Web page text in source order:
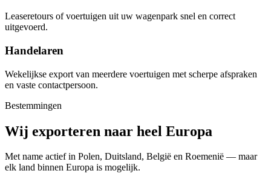
Leaseretours of voertuigen uit uw wagenpark snel en correct
uitgevoerd.
Handelaren
Wekelijkse export van meerdere voertuigen met scherpe afspraken
en vaste contactpersoon.
Bestemmingen
Wij exporteren naar heel Europa
Met name actief in Polen, Duitsland, België en Roemenië — maar
elk land binnen Europa is mogelijk.